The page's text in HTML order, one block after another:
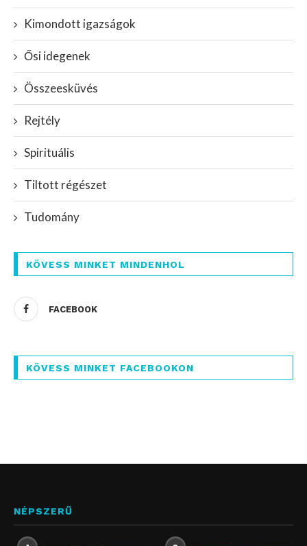
Kimondott igazságok
Ősi idegenek
Összeesküvés
Rejtély
Spirituális
Tiltott régészet
Tudomány
KÖVESS MINKET MINDENHOL
FACEBOOK
KÖVESS MINKET FACEBOOKON
NÉPSZERŰ